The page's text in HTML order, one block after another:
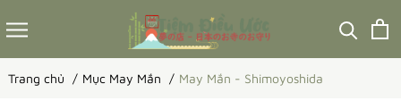
Trang chủ Mục May Mắn May Mắn - Shimoyoshida